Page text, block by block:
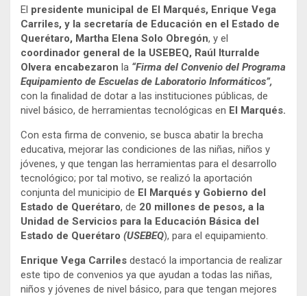
El presidente municipal de El Marqués, Enrique Vega
Carriles, y la secretaría de Educación en el Estado de
Querétaro, Martha Elena Solo Obregón, y el
coordinador general de la USEBEQ, Raúl Iturralde
Olvera encabezaron la “Firma del Convenio del Programa
Equipamiento de Escuelas de Laboratorio Informáticos”,
con la finalidad de dotar a las instituciones públicas, de
nivel básico, de herramientas tecnológicas en El Marqués.
Con esta firma de convenio, se busca abatir la brecha
educativa, mejorar las condiciones de las niñas, niños y
jóvenes, y que tengan las herramientas para el desarrollo
tecnológico; por tal motivo, se realizó la aportación
conjunta del municipio de El Marqués y Gobierno del
Estado de Querétaro, de 20 millones de pesos, a la
Unidad de Servicios para la Educación Básica del
Estado de Querétaro (USEBEQ), para el equipamiento.
Enrique Vega Carriles destacó la importancia de realizar
este tipo de convenios ya que ayudan a todas las niñas,
niños y jóvenes de nivel básico, para que tengan mejores